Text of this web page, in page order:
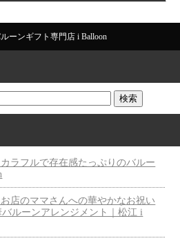
ーンギフト専門店 i Balloon
カラフルで存在感たっぷりのバルー
お店のママさんへの華やかなお祝い
ルーンアレンジメント｜松江 i